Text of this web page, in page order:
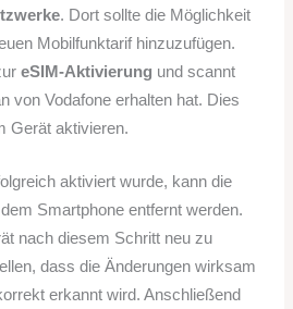
. Dort sollte die Möglichkeit
Mobilfunktarif hinzuzufügen.
eSIM-Aktivierung und scannt
von Vodafone erhalten hat. Dies
Gerät aktivieren.
aktiviert wurde, kann die
Smartphone entfernt werden.
nach diesem Schritt neu zu
dass die Änderungen wirksam
erkannt wird. Anschließend